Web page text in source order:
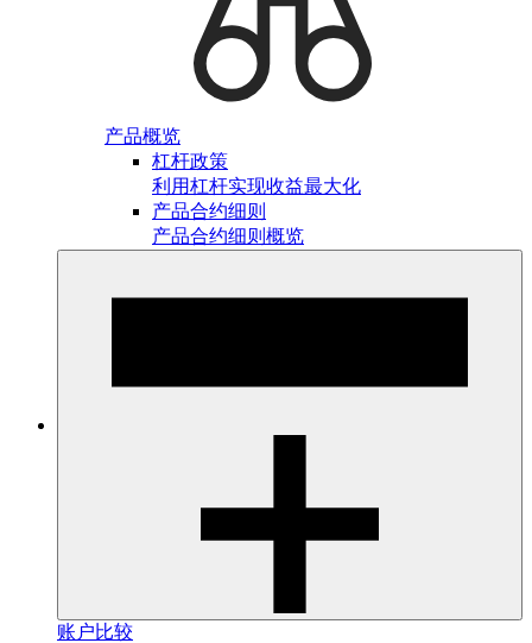
产品概览
杠杆政策
利用杠杆实现收益最大化
产品合约细则
产品合约细则概览
账户比较